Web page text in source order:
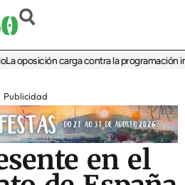
oposición carga contra la programación
Publicidad
en el